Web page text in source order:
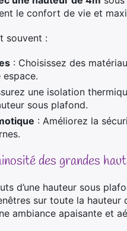
le confort de vie et
souvent :
: Choisissez des
une isolation
sous plafond.
: Améliorez la
des grandes
d’une hauteur sous
sur toute la
ambiance apaisante et